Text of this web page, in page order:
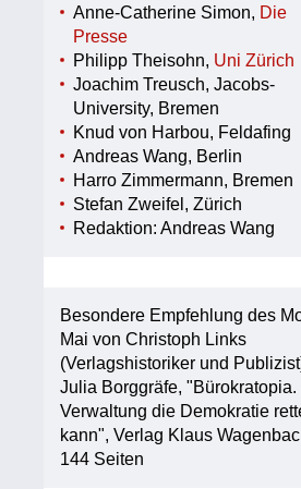
Anne-Catherine Simon, Die
Presse
Philipp Theisohn, Uni Zürich
Joachim Treusch, Jacobs-
University, Bremen
Knud von Harbou, Feldafing
Andreas Wang, Berlin
Harro Zimmermann, Bremen
Stefan Zweifel, Zürich
Redaktion: Andreas Wang
Besondere Empfehlung des
Mai von Christoph Links
(Verlagshistoriker und
Julia Borggräfe, "Bürokratopia.
Verwaltung die Demokratie
kann", Verlag Klaus
144 Seiten